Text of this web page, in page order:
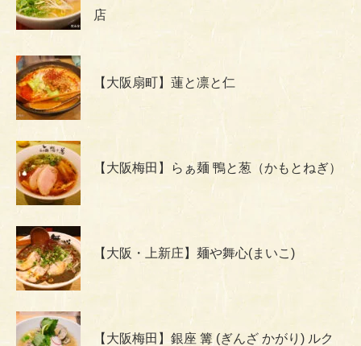
店
【大阪扇町】蓮と凛と仁
【大阪梅田】らぁ麺 鴨と葱（かもとねぎ）
【大阪・上新庄】麺や舞心(まいこ)
【大阪梅田】銀座 篝 (ぎんざ かがり) ルク